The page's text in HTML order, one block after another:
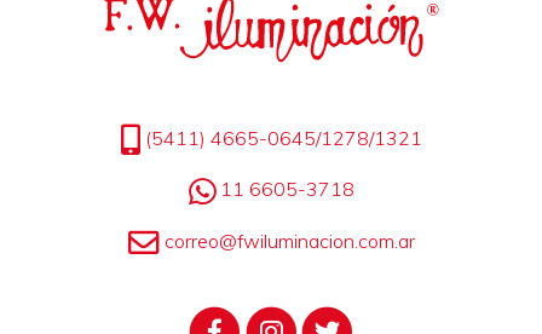
(5411) 4665-0645/1278/1321
11 6605-3718
correo@fwiluminacion.com.ar